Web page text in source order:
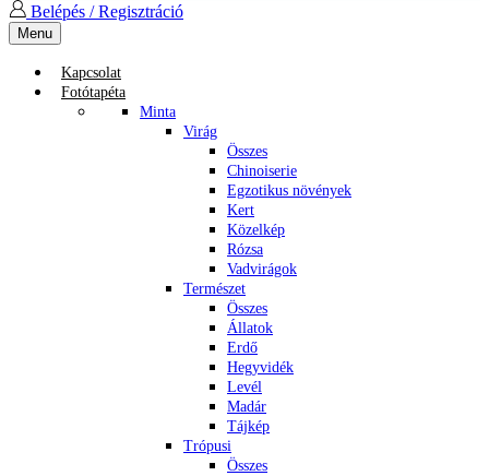
Belépés / Regisztráció
Menu
Kapcsolat
Fotótapéta
Minta
Virág
Összes
Chinoiserie
Egzotikus növények
Kert
Közelkép
Rózsa
Vadvirágok
Természet
Összes
Állatok
Erdő
Hegyvidék
Levél
Madár
Tájkép
Trópusi
Összes